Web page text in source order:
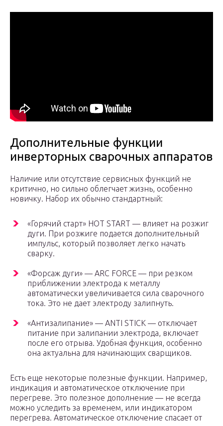
Дополнительные функции
инверторных сварочных аппаратов
Наличие или отсутствие сервисных функций не
критично, но сильно облегчает жизнь, особенно
новичку. Набор их обычно стандартный:
«Горячий старт» HOT START — влияет на розжиг
дуги. При розжиге подается дополнительный
импульс, который позволяет легко начать
сварку.
«Форсаж дуги» — ARC FORCE — при резком
приближении электрода к металлу
автоматически увеличивается сила сварочного
тока. Это не дает электроду залипнуть.
«Антизалипание» — ANTI STICK — отключает
питание при залипании электрода, включает
после его отрыва. Удобная функция, особенно
она актуальна для начинающих сварщиков.
Есть еще некоторые полезные функции. Например,
индикация и автоматическое отключение при
перегреве. Это полезное дополнение — не всегда
можно уследить за временем, или индикатором
перегрева. Автоматическое отключение спасает от